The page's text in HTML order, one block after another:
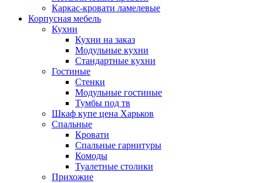
Каркас-кровати ламелевые
Корпусная мебель
Кухни
Кухни на заказ
Модульные кухни
Стандартные кухни
Гостиные
Стенки
Модульные гостиные
Тумбы под тв
Шкаф купе цена Харьков
Спальные
Кровати
Спальные гарнитуры
Комоды
Туалетные столики
Прихожие